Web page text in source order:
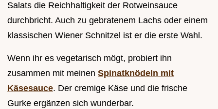
Salats die Reichhaltigkeit der Rotweinsauce
durchbricht. Auch zu gebratenem Lachs oder einem
klassischen Wiener Schnitzel ist er die erste Wahl.
Wenn ihr es vegetarisch mögt, probiert ihn
zusammen mit meinen Spinatknödeln mit
Käsesauce. Der cremige Käse und die frische
Gurke ergänzen sich wunderbar.